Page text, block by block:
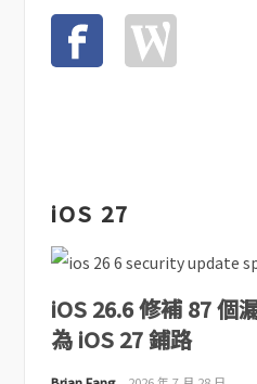
iOS 27
iOS 26.6 修補 87 個
為 iOS 27 鋪路